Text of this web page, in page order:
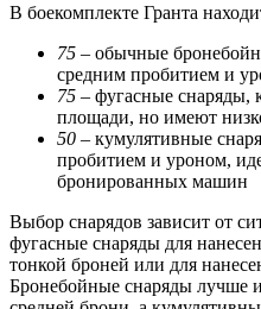
В боекомплекте Гранта
75 – обычные
средним пробитием и
75 – фугасные снаряды,
площади, но имеют
50 – кумулятивные
пробитием и уроном,
бронированных машин
Выбор снарядов зависит от
фугасные снаряды для
тонкой броней или для
Бронебойные снаряды лучше